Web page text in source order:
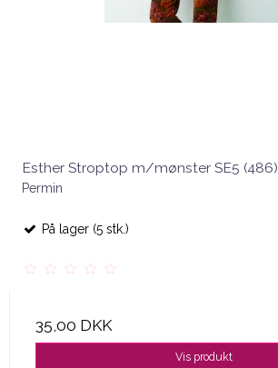
Esther Stroptop m/mønster SE5 (486)
Permin
På lager (5 stk.)
35,00 DKK
Vis produkt